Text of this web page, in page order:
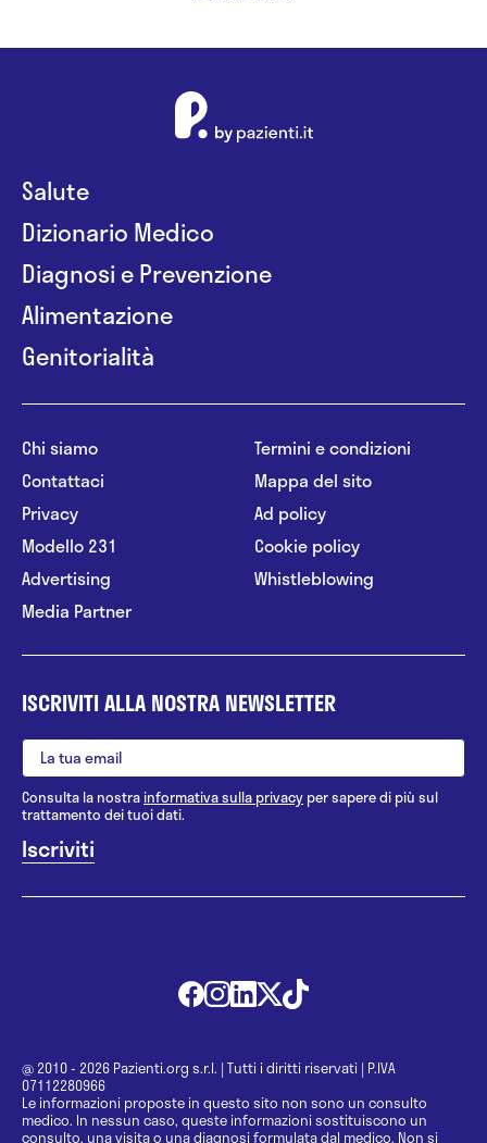
Salute
Dizionario Medico
Diagnosi e Prevenzione
Alimentazione
Genitorialità
Chi siamo
Contattaci
Privacy
Modello 231
Advertising
Media Partner
Termini e condizioni
Mappa del sito
Ad policy
Cookie policy
Whistleblowing
ISCRIVITI ALLA NOSTRA NEWSLETTER
Consulta la nostrainformativa sulla privacy per sapere di più sul
trattamento dei tuoi dati.
@ 2010 - 2026 Pazienti.org s.r.l. | Tutti i diritti riservati | P.IVA
07112280966
Le informazioni proposte in questo sito non sono un consulto
medico. In nessun caso, queste informazioni sostituiscono un
consulto, una visita o una diagnosi formulata dal medico. Non si